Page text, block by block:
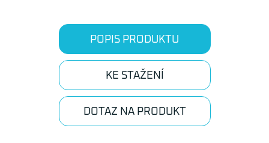
POPIS PRODUKTU
KE STAŽENÍ
DOTAZ NA PRODUKT